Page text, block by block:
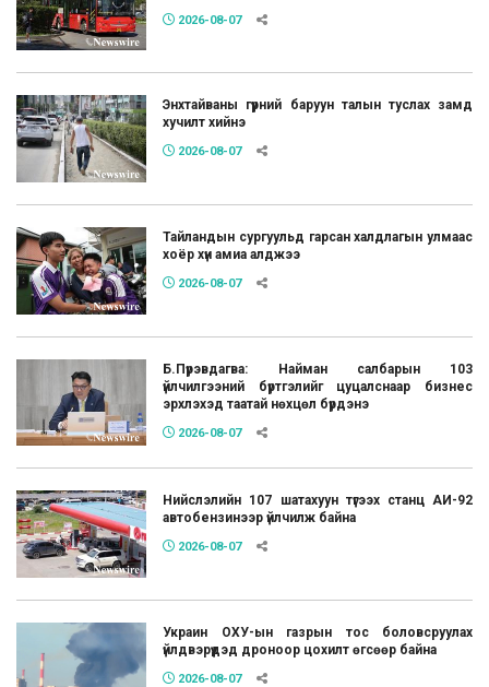
2026-08-07
Энхтайваны гүүрний баруун талын туслах замд
хучилт хийнэ
2026-08-07
Тайландын сургуульд гарсан халдлагын улмаас
хоёр хүн амиа алджээ
2026-08-07
Б.Пүрэвдагва: Найман салбарын 103
үйлчилгээний бүртгэлийг цуцалснаар бизнес
эрхлэхэд таатай нөхцөл бүрдэнэ
2026-08-07
Нийслэлийн 107 шатахуун түгээх станц АИ-92
автобензинээр үйлчилж байна
2026-08-07
Украин ОХУ-ын газрын тос боловсруулах
үйлдвэрүүдэд дроноор цохилт өгсөөр байна
2026-08-07